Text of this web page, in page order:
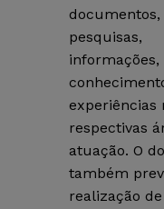
documentos,
pesquisas,
informações,
experiências
respectivas
atuação. O
também
realização